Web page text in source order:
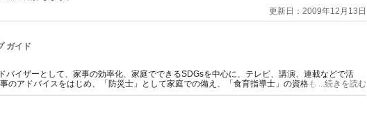
更新日：2009年12月13日
ガイド
バイザーとして、家事の効率化、家庭でできるSDGsを中心に、テレビ、講演、連載などで活
のアドバイスをはじめ、「防災士」として家庭での備え、「食育指導士」の資格も持ち食品ロ
ど【著書】シンプルライフの節約リスト（講談社）他。
...続きを読む